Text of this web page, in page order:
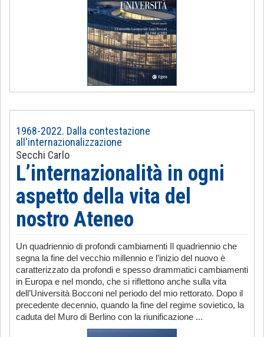
1968-2022. Dalla contestazione
all'internazionalizzazione
Secchi Carlo
L’internazionalità in ogni
aspetto della vita del
nostro Ateneo
Un quadriennio di profondi cambiamenti Il quadriennio che
segna la fine del vecchio millennio e l’inizio del nuovo è
caratterizzato da profondi e spesso drammatici cambiamenti
in Europa e nel mondo, che si riflettono anche sulla vita
dell’Università Bocconi nel periodo del mio rettorato. Dopo il
precedente decennio, quando la fine del regime sovietico, la
caduta del Muro di Berlino con la riunificazione ...